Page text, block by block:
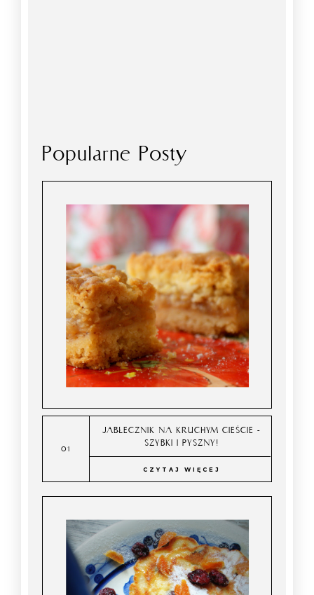
Popularne Posty
JABŁECZNIK NA KRUCHYM CIEŚCIE -
SZYBKI I PYSZNY!
CZYTAJ WIĘCEJ